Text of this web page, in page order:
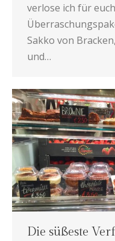
verlose ich für
Sakko von
und…
Die süßeste